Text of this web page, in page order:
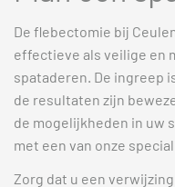
De flebectomie bij
effectieve als veilige en
spataderen. De ingreep
de resultaten zijn
de mogelijkheden in uw
met een van onze
Zorg dat u een